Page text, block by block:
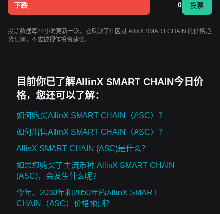
下跌 0 投票
投票数据每24小时更新一次。它反映了社区对 AllinX SMART CHAIN 的价格趋
势预测，不应被视作投资建议。
目前你已了解AllinX SMART CHAIN今日价
格，您还可以了解：
如何购买AllinX SMART CHAIN（ASC）？
如何出售AllinX SMART CHAIN（ASC）？
AllinX SMART CHAIN (ASC)是什么？
如果您购买了主流币种 AllinX SMART CHAIN
(ASC)，会发生什么呢？
今年、2030年和2050年的AllinX SMART
CHAIN（ASC）价格预测？